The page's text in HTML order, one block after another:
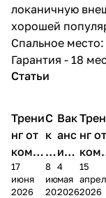
локаничную
хорошей
Спальное
Гарантия - 18
Статьи
Трени
нг от
комп
ании
Мело
17
июня
2026
С
к
и
д
к
8
июня
2026
Вак
анс
ия в
Чеб
окс
4
мая
2026
нг от
ании
15
2026